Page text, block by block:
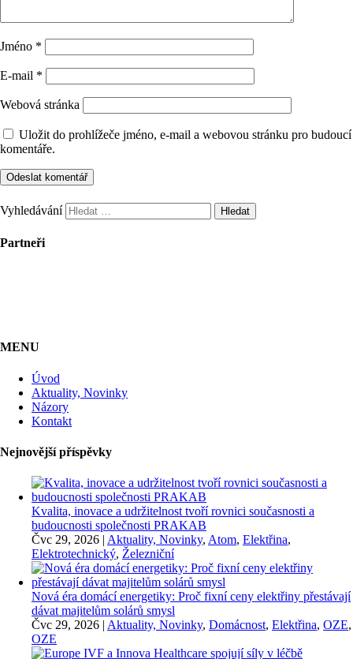
Jméno *
E-mail *
Webová stránka
Uložit do prohlížeče jméno, e-mail a webovou stránku pro budoucí
komentáře.
Vyhledávání
Partneři
MENU
Úvod
Aktuality, Novinky
Názory
Kontakt
Nejnovější příspěvky
Kvalita, inovace a udržitelnost tvoří rovnici současnosti a
budoucnosti společnosti PRAKAB
Čvc 29, 2026 | Aktuality, Novinky, Atom, Elektřina,
Elektrotechnický, Železniční
Nová éra domácí energetiky: Proč fixní ceny elektřiny přestávají
dávat majitelům solárů smysl
Čvc 29, 2026 | Aktuality, Novinky, Domácnost, Elektřina, OZE,
OZE